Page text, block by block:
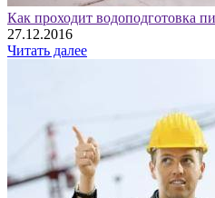
Как проходит водоподготовка
27.12.2016
Читать далее